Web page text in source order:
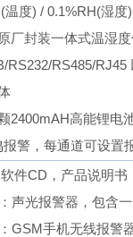
(温度) / 0.1%RH(湿度)
厂封装一体式温湿
RS232/RS485/RJ45
2400mAH高能锂电
警，每通道可设置
件CD ，产品说明书
声光报警器，包含
GSM手机无线报警